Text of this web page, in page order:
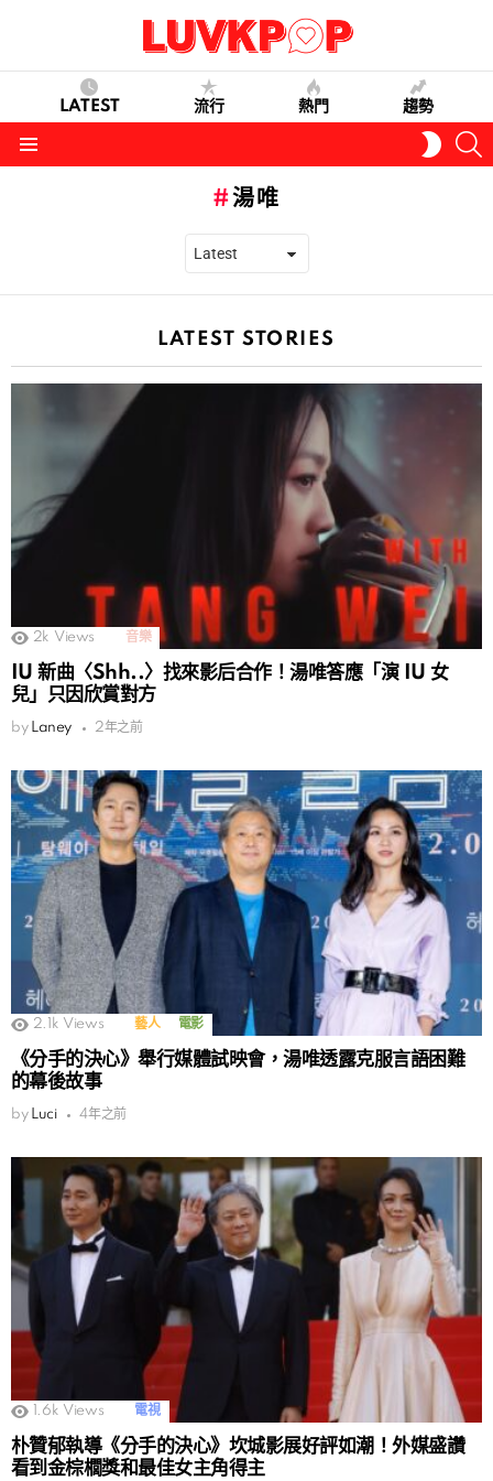
LATEST 流行 熱門 趨勢
SKIN
湯唯
LATEST STORIES
2k Views 音樂
IU 新曲〈Shh..〉找來影后合作！湯唯答應「演 IU 女
兒」只因欣賞對方
by Laney 2年之前
2.1k Views 藝人 電影
《分手的決心》舉行媒體試映會，湯唯透露克服言語困難
的幕後故事
by Luci 4年之前
1.6k Views 電視
朴贊郁執導《分手的決心》坎城影展好評如潮！外媒盛讚
看到金棕櫚獎和最佳女主角得主